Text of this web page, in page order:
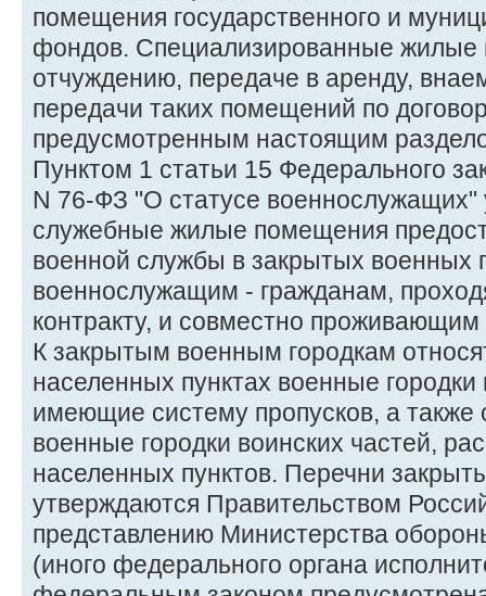
помещения государственного и
фондов. Специализированные
отчуждению, передаче в аренду,
передачи таких помещений по
предусмотренным настоящим
Пунктом 1 статьи 15 Федерального
N 76-ФЗ "О статусе военнослужащих"
служебные жилые помещения
военной службы в закрытых военных
военнослужащим - гражданам,
контракту, и совместно
К закрытым военным городкам
населенных пунктах военные городки
имеющие систему пропусков, а
военные городки воинских частей,
населенных пунктов. Перечни
утверждаются Правительством
представлению Министерства
(иного федерального органа